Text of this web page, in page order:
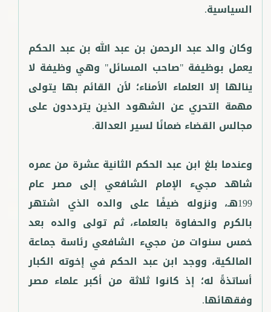
وكان والد عبد الرحمن بن عبد الله بن عبد الحكم
يعمل بوظيفة "صاحب المسائل" وهي وظيفة لا
ينالها إلا العلماء الأمناء؛ لأن القائم بها يتولى
مهمة التحري عن الشهود الذين يترددون على
وعندما بلغ ابن عبد الحكم الثانية عشرة من عمره
شاهد مجيء الإمام الشافعي إلى مصر عام
199هـ، ونزوله ضيفًا على والده الذي اشتهر
بالكرم والحفاوة بالعلماء، ثم تولى والده بعد
خمس سنوات من مجيء الشافعي رئاسة جماعة
المالكية، ووجد ابن عبد الحكم في إخوته الكبار
أساتذةً له؛ إذ كانوا ثلاثة من أكبر علماء مصر